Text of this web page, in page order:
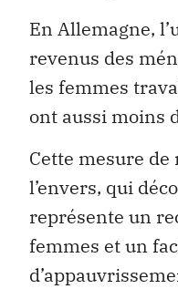
En Allemagne,
revenus des
les femmes
ont aussi moins
Cette mesure
l’envers, qui
représente un
femmes et un